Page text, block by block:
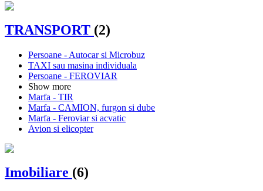
TRANSPORT (2)
Persoane - Autocar si Microbuz
TAXI sau masina individuala
Persoane - FEROVIAR
Show more
Marfa - TIR
Marfa - CAMION, furgon si dube
Marfa - Feroviar si acvatic
Avion si elicopter
Imobiliare (6)